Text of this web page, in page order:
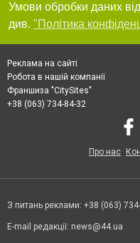
Умови обробки даних
див. "Політика
Реклама на сайті
Робота в нашій компанії
Франшиза "CitySites"
+38 (063) 734-84-32
Про нас
З питань реклами: +38 (063)
E-mail редакції: news@44.ua